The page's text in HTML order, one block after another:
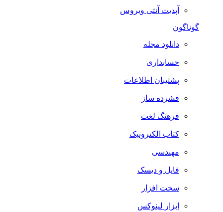
آپدیت آنتی ویروس
گوناگون
دانلود مجله
حسابداری
پشتیبان اطلاعات
فشرده ساز
فرهنگ لغت
کتاب الکترونیک
مهندسی
فایل و دیسک
سخت افزار
ابزار لینوکس